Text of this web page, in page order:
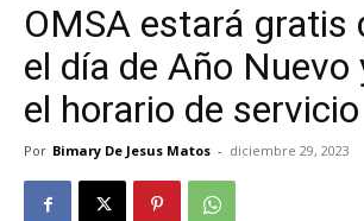
OMSA estará gratis
el día de Año Nuevo
el horario de servicio
Por Bimary De Jesus Matos - diciembre 29, 2023